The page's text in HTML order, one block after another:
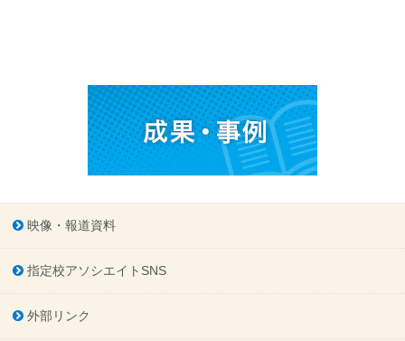
映像・報道資料
指定校アソシエイトSNS
外部リンク